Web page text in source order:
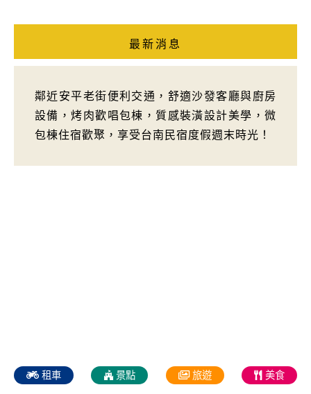
最新消息
鄰近安平老街便利交通，舒適沙發客廳與廚房
設備，烤肉歡唱包棟，質感裝潢設計美學，微
包棟住宿歡聚，享受台南民宿度假週末時光！
租車 景點 旅遊 美食